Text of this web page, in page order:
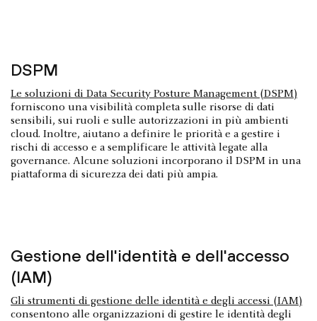
DSPM
Le soluzioni di Data Security Posture Management (DSPM)
forniscono una visibilità completa sulle risorse di dati
sensibili, sui ruoli e sulle autorizzazioni in più ambienti
cloud. Inoltre, aiutano a definire le priorità e a gestire i
rischi di accesso e a semplificare le attività legate alla
governance. Alcune soluzioni incorporano il DSPM in una
piattaforma di sicurezza dei dati più ampia.
Gestione dell'identità e dell'accesso
(IAM)
Gli strumenti di gestione delle identità e degli accessi (IAM)
consentono alle organizzazioni di gestire le identità degli